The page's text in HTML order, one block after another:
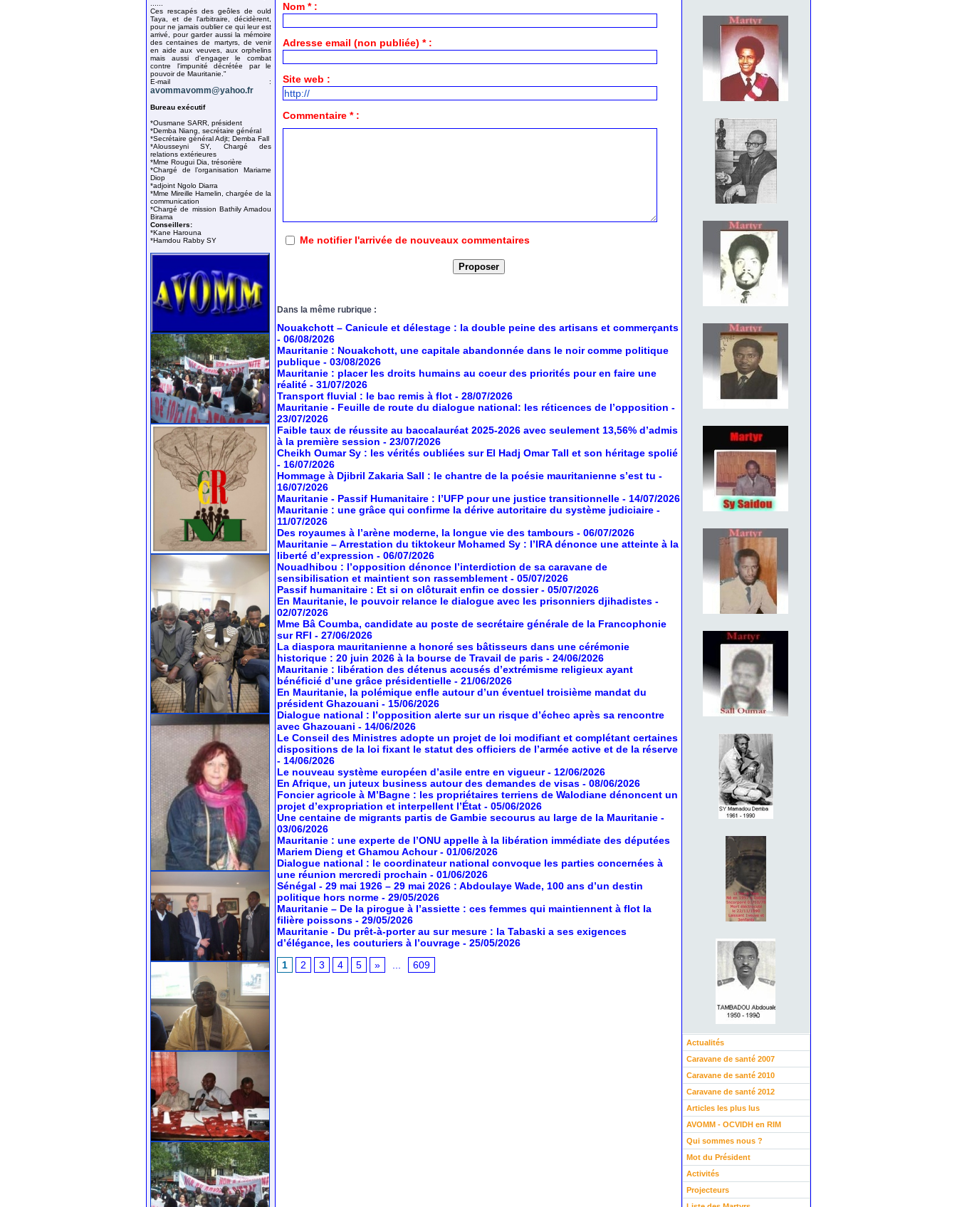
Ces rescapés des geôles de ould
Taya, et de l'arbitraire, décidèrent,
pour ne jamais oublier ce qui leur est
arrivé, pour garder aussi la mémoire
des centaines de martyrs, de venir
en aide aux veuves, aux orphelins
mais aussi d'engager le combat
contre l'impunité décrétée par le
pouvoir de Mauritanie."
E-mail :
avommavomm@yahoo.fr
Bureau exécutif
*Ousmane SARR, président
*Demba Niang, secrétaire général
*Secrétaire général Adjt; Demba Fall
*Alousseyni SY, Chargé des
relations extérieures
*Mme Rougui Dia, trésorière
*Chargé de l’organisation Mariame
Diop
*adjoint Ngolo Diarra
*Mme Mireille Hamelin, chargée de la
communication
*Chargé de mission Bathily Amadou
Birama
Conseillers:
*Kane Harouna
*Hamdou Rabby SY
Nom * :
Adresse email (non publiée) * :
Site web :
Commentaire * :
Me notifier l'arrivée de nouveaux commentaires
Dans la même rubrique :
Nouakchott – Canicule et délestage : la double peine des artisans et commerçants
- 06/08/2026
Mauritanie : Nouakchott, une capitale abandonnée dans le noir comme politique
publique - 03/08/2026
Mauritanie : placer les droits humains au coeur des priorités pour en faire une
réalité - 31/07/2026
Transport fluvial : le bac remis à flot - 28/07/2026
Mauritanie - Feuille de route du dialogue national: les réticences de l’opposition -
23/07/2026
Faible taux de réussite au baccalauréat 2025-2026 avec seulement 13,56% d’admis
à la première session - 23/07/2026
Cheikh Oumar Sy : les vérités oubliées sur El Hadj Omar Tall et son héritage spolié
- 16/07/2026
Hommage à Djibril Zakaria Sall : le chantre de la poésie mauritanienne s’est tu -
16/07/2026
Mauritanie - Passif Humanitaire : l’UFP pour une justice transitionnelle - 14/07/2026
Mauritanie : une grâce qui confirme la dérive autoritaire du système judiciaire -
11/07/2026
Des royaumes à l’arène moderne, la longue vie des tambours - 06/07/2026
Mauritanie – Arrestation du tiktokeur Mohamed Sy : l’IRA dénonce une atteinte à la
liberté d’expression - 06/07/2026
Nouadhibou : l’opposition dénonce l’interdiction de sa caravane de
sensibilisation et maintient son rassemblement - 05/07/2026
Passif humanitaire : Et si on clôturait enfin ce dossier - 05/07/2026
En Mauritanie, le pouvoir relance le dialogue avec les prisonniers djihadistes -
02/07/2026
Mme Bâ Coumba, candidate au poste de secrétaire générale de la Francophonie
sur RFI - 27/06/2026
La diaspora mauritanienne a honoré ses bâtisseurs dans une cérémonie
historique : 20 juin 2026 à la bourse de Travail de paris - 24/06/2026
Mauritanie : libération des détenus accusés d’extrémisme religieux ayant
bénéficié d’une grâce présidentielle - 21/06/2026
En Mauritanie, la polémique enfle autour d’un éventuel troisième mandat du
président Ghazouani - 15/06/2026
Dialogue national : l’opposition alerte sur un risque d’échec après sa rencontre
avec Ghazouani - 14/06/2026
Le Conseil des Ministres adopte un projet de loi modifiant et complétant certaines
dispositions de la loi fixant le statut des officiers de l’armée active et de la réserve
- 14/06/2026
Le nouveau système européen d’asile entre en vigueur - 12/06/2026
En Afrique, un juteux business autour des demandes de visas - 08/06/2026
Foncier agricole à M’Bagne : les propriétaires terriens de Walodiane dénoncent un
projet d’expropriation et interpellent l’État - 05/06/2026
Une centaine de migrants partis de Gambie secourus au large de la Mauritanie -
03/06/2026
Mauritanie : une experte de l’ONU appelle à la libération immédiate des députées
Mariem Dieng et Ghamou Achour - 01/06/2026
Dialogue national : le coordinateur national convoque les parties concernées à
une réunion mercredi prochain - 01/06/2026
Sénégal - 29 mai 1926 – 29 mai 2026 : Abdoulaye Wade, 100 ans d’un destin
politique hors norme - 29/05/2026
Mauritanie – De la pirogue à l’assiette : ces femmes qui maintiennent à flot la
filière poissons - 29/05/2026
Mauritanie - Du prêt-à-porter au sur mesure : la Tabaski a ses exigences
d’élégance, les couturiers à l’ouvrage - 25/05/2026
1
2 3 4 5 » ... 609
Actualités
Caravane de santé 2007
Caravane de santé 2010
Caravane de santé 2012
Articles les plus lus
AVOMM - OCVIDH en RIM
Qui sommes nous ?
Mot du Président
Activités
Projecteurs